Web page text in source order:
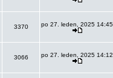
3370 po 27. leden, 2025 14:45
3066 po 27. leden, 2025 14:12